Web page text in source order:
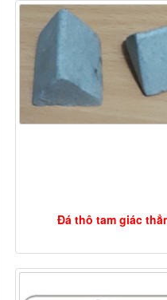
Đá thô tam giác